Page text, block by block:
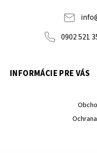
info
0902 521
INFORMÁCIE PRE VÁS